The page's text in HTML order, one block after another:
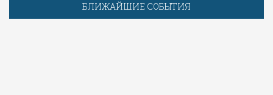
БЛИЖАЙШИЕ СОБЫТИЯ